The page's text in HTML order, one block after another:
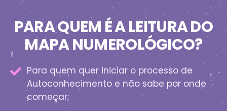
PARA QUEM É A LEITURA DO
MAPA NUMEROLÓGICO?
Para quem quer iniciar o processo de
Autoconhecimento e não sabe por onde
começar;